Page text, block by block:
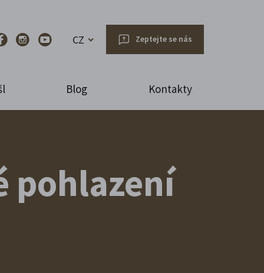
CZ Zeptejte se nás
Blog Kontakty
pohlazení